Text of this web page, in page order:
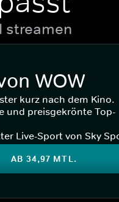
streamen
WOW
kurz nach dem Kino.
und preisgekrönte Top-
Live-Sport von Sky
AB 34,97 MTL.